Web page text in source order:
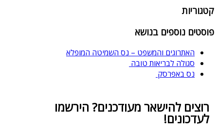
קטגוריות
פוסטים נוספים בנושא
האתרוגים והמשפט – נס השמיטה המופלא
סגולה לבריאות טובה
נס באפרסק
רוצים להישאר מעודכנים? הירשמו
לעדכונים!